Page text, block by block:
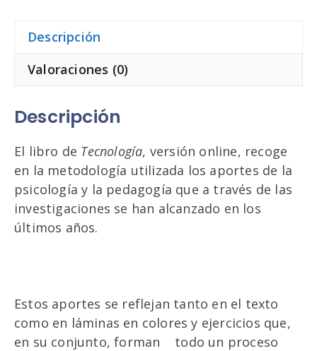
Descripción
Valoraciones (0)
Descripción
El libro de Tecnología, versión online, recoge
en la metodología utilizada los aportes de la
psicología y la pedagogía que a través de las
investigaciones se han alcanzado en los
últimos años.
Estos aportes se reflejan tanto en el texto
como en láminas en colores y ejercicios que,
en su conjunto, forman todo un proceso